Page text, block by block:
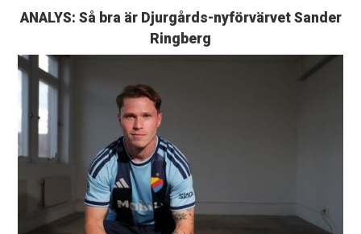
ANALYS: Så bra är Djurgårds-nyförvärvet Sander
Ringberg